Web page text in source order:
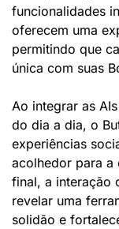
funcionalidades
oferecem uma
permitindo que
única com suas
Ao integrar as
do dia a dia, o
experiências
acolhedor para a
final, a interação
revelar uma
solidão e